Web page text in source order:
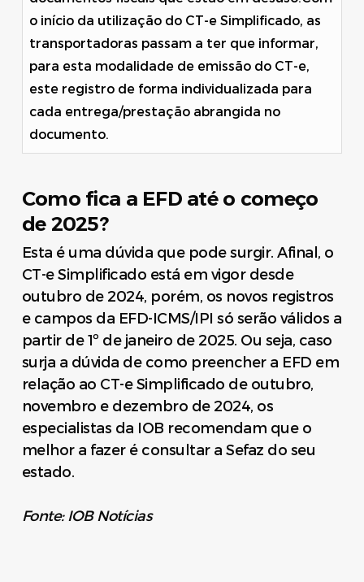
o início da utilização do CT-e Simplificado, as
transportadoras passam a ter que informar,
para esta modalidade de emissão do CT-e,
este registro de forma individualizada para
cada entrega/prestação abrangida no
documento.
Como fica a EFD até o começo
de 2025?
Esta é uma dúvida que pode surgir. Afinal, o
CT-e Simplificado está em vigor desde
outubro de 2024, porém, os novos registros
e campos da EFD-ICMS/IPI só serão válidos a
partir de 1º de janeiro de 2025. Ou seja, caso
surja a dúvida de como preencher a EFD em
relação ao CT-e Simplificado de outubro,
novembro e dezembro de 2024, os
especialistas da IOB recomendam que o
melhor a fazer é consultar a Sefaz do seu
estado.
Fonte: IOB Notícias